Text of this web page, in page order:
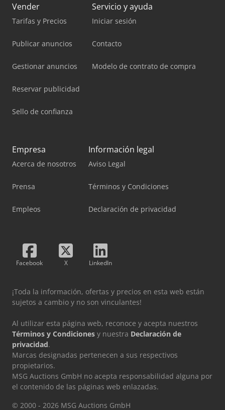
Vender
Tarifas y Precios
Publicar anuncios
Gestionar anuncios
Reservar publicidad
Sello de confianza
Servicio y ayuda
Iniciar sesión
Contacto
Modelo de contrato de compra
Empresa
Acerca de nosotros
Prensa
Empleos
Información legal
Aviso Legal
Términos y Condiciones
Declaración de privacidad
Facebook X LinkedIn
¡Toda la información, ofertas y precios en esta web están
sujetos a cambio y no son vinculantes!
Al utilizar esta página web, reconoce y acepta nuestros
Términos y Condiciones y nuestra Declaración de
privacidad.
Marcas designadas pertenecen a sus respectivos
propietarios.
MSG Auctions GmbH no acepta responsabilidad alguna por
el contenido de las páginas web enlazadas.
© 2000 - 2026 MSG Auctions GmbH